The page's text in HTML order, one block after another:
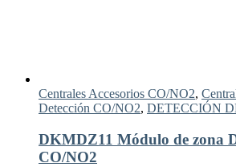
Centrales Accesorios CO/NO2,
Detección CO/NO2, DETECCIÓN
DKMDZ11 Módulo de zona
CO/NO2